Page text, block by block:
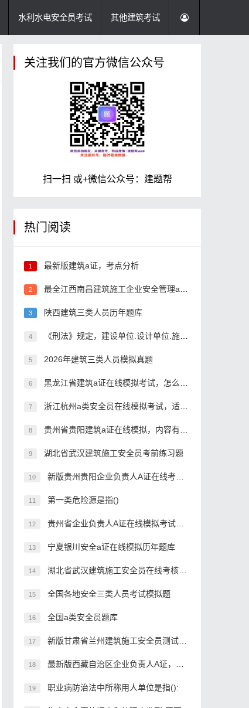
水利水电安全员考试 其他建筑考试
关注我们的官方微信公众号
扫一扫 或+微信公众号：建题帮
热门阅读
1 最新版建筑a证，考点分析
2 最全江西南昌建筑施工企业安全管理a证考试题型
3 陕西建筑三类人员历年题库
4 《刑法》规定，建设单位.设计单位.施工单位.工程监理单位违反国家规定，降低工程质量标准，造成重大安全事故的，对直接责任人员，处5年以下有期徒刑或者拘役，并处()。
5 2026年建筑三类人员模拟真题
6 黑龙江省建筑a证在线模拟考试，怎么备考好？
7 浙江杭州a类安全员在线模拟考试，适用范围有哪些？
8 贵州省贵阳建筑a证在线模拟，内容有哪些？
9 湖北省武汉建筑施工安全员考前练习题
10 新版贵州贵阳企业负责人A证在线考核，刷题有哪些平台?
11 第一类危险源是指()
12 贵州省企业负责人A证在线模拟考试题目
13 宁夏银川安全a证在线模拟历年题库
14 湖北省武汉建筑施工安全员在线考核模拟练习题
15 全国各地安全三类人员考试模拟题
16 全国a类安全员题库
17 新版甘肃省兰州建筑施工安全员测试考题
18 最新版西藏自治区企业负责人A证，内容有哪些？
19 职业病防治法中所称用人单位是指():